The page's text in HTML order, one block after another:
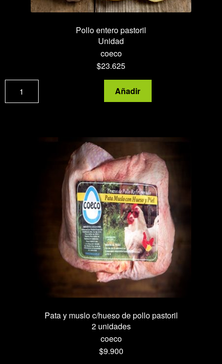
Pollo entero pastoril
Unidad
coeco
$23.625
Pollo
entero
Añadir
Pata y muslo c/hueso de pollo pastoril
2 unidades
coeco
$9.900